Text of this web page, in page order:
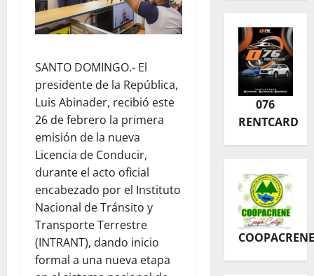
SANTO DOMINGO.- El
presidente de la República,
Luis Abinader, recibió este
26 de febrero la primera
emisión de la nueva
Licencia de Conducir,
durante el acto oficial
encabezado por el Instituto
Nacional de Tránsito y
Transporte Terrestre
(INTRANT), dando inicio
formal a una nueva etapa
076
RENTCARD
COOPACRENE